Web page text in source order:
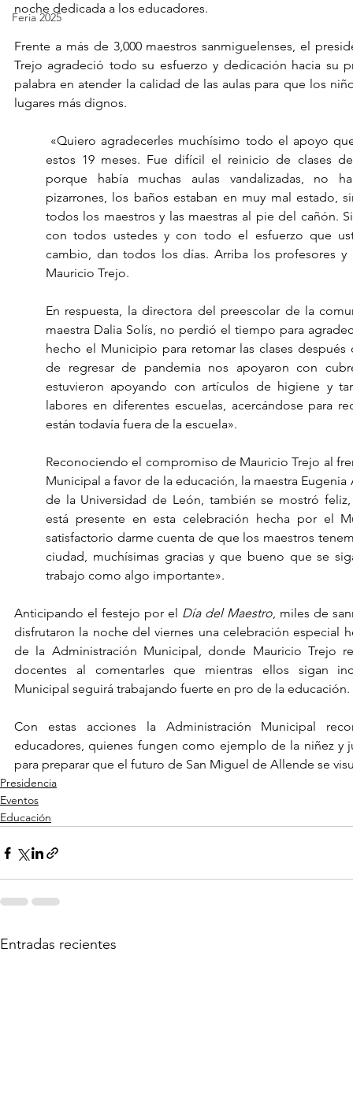
Feria 2025
noche dedicada a los educadores.
Frente a más de 3,000 maestros sanmiguelenses, el
Trejo agradeció todo su esfuerzo y dedicación hacia su
palabra en atender la calidad de las aulas para que los
lugares más dignos.
estos 19 meses. Fue difícil el reinicio de clases
porque había muchas aulas vandalizadas, no
pizarrones, los baños estaban en muy mal estado,
todos los maestros y las maestras al pie del cañón.
con todos ustedes y con todo el esfuerzo que
cambio, dan todos los días. Arriba los profesores y
Mauricio Trejo.
En respuesta, la directora del preescolar de la
maestra Dalia Solís, no perdió el tiempo para
hecho el Municipio para retomar las clases después
de regresar de pandemia nos apoyaron con
estuvieron apoyando con artículos de higiene y
labores en diferentes escuelas, acercándose para
están todavía fuera de la escuela».
Reconociendo el compromiso de Mauricio Trejo al
Municipal a favor de la educación, la maestra
de la Universidad de León, también se mostró
está presente en esta celebración hecha por el
satisfactorio darme cuenta de que los maestros
ciudad, muchísimas gracias y que bueno que se
trabajo como algo importante».
Anticipando el festejo por el Día del Maestro, miles de
disfrutaron la noche del viernes una celebración especial
de la Administración Municipal, donde Mauricio Trejo
docentes al comentarles que mientras ellos sigan
Municipal seguirá trabajando fuerte en pro de la educación.
Con estas acciones la Administración Municipal
educadores, quienes fungen como ejemplo de la niñez y
para preparar que el futuro de San Miguel de Allende se
Presidencia
Eventos
Educación
Entradas recientes